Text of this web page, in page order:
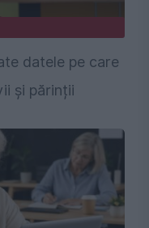
datele pe care
și părinții